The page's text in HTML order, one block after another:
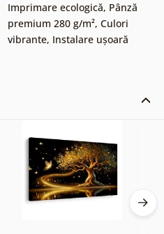
Imprimare ecologică, Pânză
premium 280 g/m², Culori
vibrante, Instalare ușoară